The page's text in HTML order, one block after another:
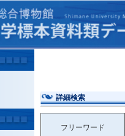
詳細検索
フリーワード